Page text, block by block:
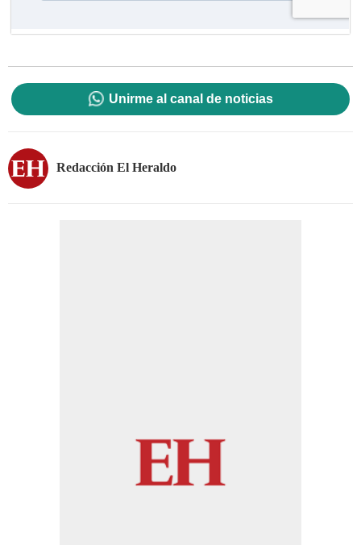
Unirme al canal de noticias
Redacción El Heraldo